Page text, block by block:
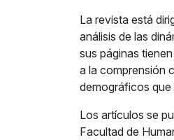
La revista está
análisis de las
sus páginas
a la comprensión
demográficos que
Los artículos se
Facultad de